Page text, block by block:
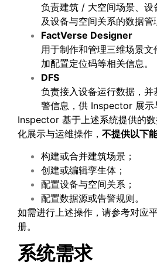
负责建筑 / 大空间场景、设
及设备与空间关系的数据管
FactVerse Designer
用于制作和管理三维场景
加配置定位码等相关信息。
DFS
负责接入设备运行数据，
警信息，供 Inspector 展示
Inspector 基于上述系统提供的
化展示与运维操作， 不提供以下
构建或合并建筑场景；
创建或编辑孪生体；
配置设备与空间关系；
配置数据源或告警规则。
如需进行上述操作，请参考对应
册。
系统需求